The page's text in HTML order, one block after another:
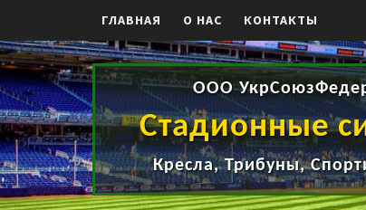
content
ГЛАВНАЯ О НАС КОНТАКТЫ
ООО
Стадионные
Кресла, Трибуны,